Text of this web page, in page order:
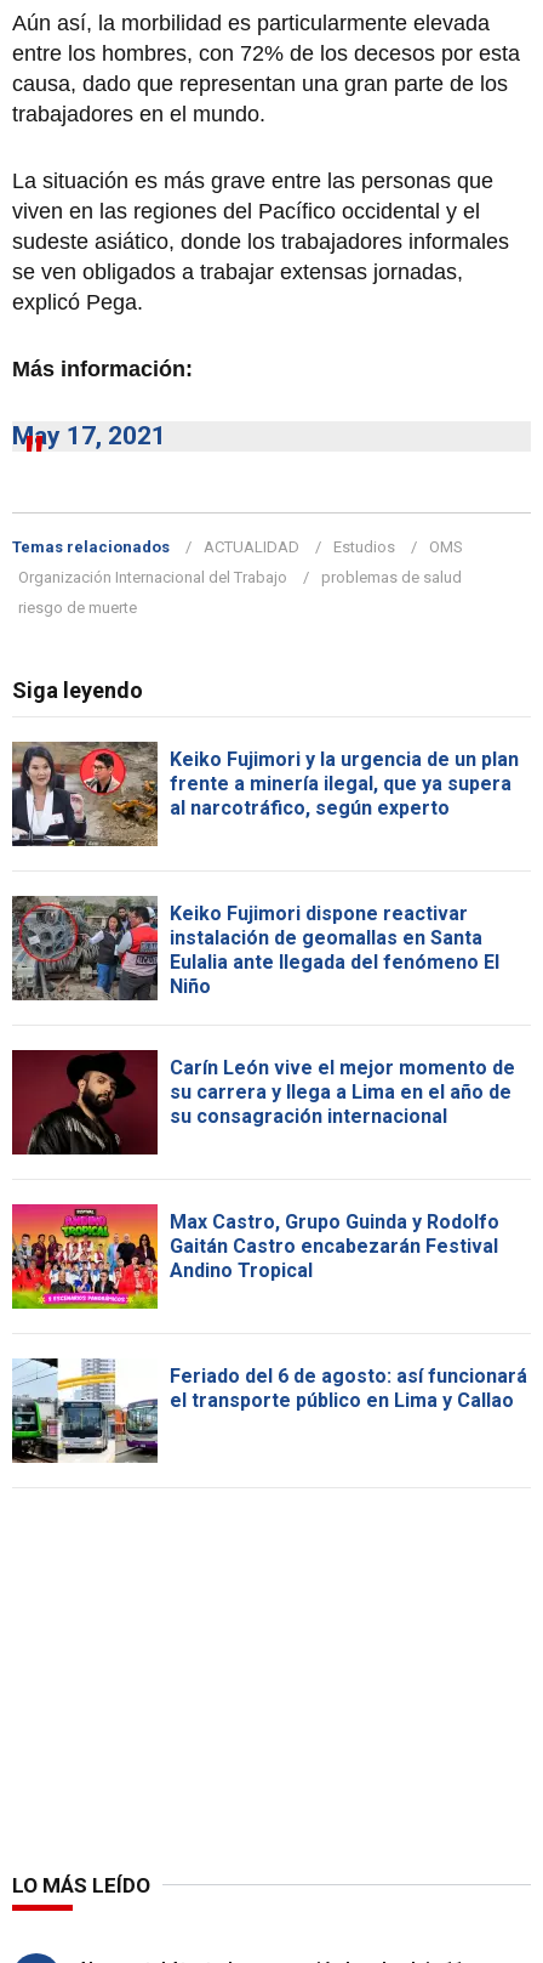
Aún así, la morbilidad es particularmente elevada
entre los hombres, con 72% de los decesos por esta
causa, dado que representan una gran parte de los
trabajadores en el mundo.
La situación es más grave entre las personas que
viven en las regiones del Pacífico occidental y el
sudeste asiático, donde los trabajadores informales
se ven obligados a trabajar extensas jornadas,
explicó Pega.
Más información:
May 17, 2021
Temas relacionados ACTUALIDAD Estudios
OMS
Organización Internacional del Trabajo
problemas de salud
riesgo de muerte
Siga leyendo
Keiko Fujimori y la urgencia de un plan
frente a minería ilegal, que ya supera
al narcotráfico, según experto
Keiko Fujimori dispone reactivar
instalación de geomallas en Santa
Eulalia ante llegada del fenómeno El
Niño
Carín León vive el mejor momento de
su carrera y llega a Lima en el año de
su consagración internacional
Max Castro, Grupo Guinda y Rodolfo
Gaitán Castro encabezarán Festival
Andino Tropical
Feriado del 6 de agosto: así funcionará
el transporte público en Lima y Callao
LO MÁS LEÍDO